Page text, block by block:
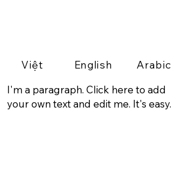
Việt English
Arabic
I'm a paragraph. Click here to add
your own text and edit me. It's easy.